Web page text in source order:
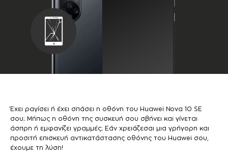
Έχει ραγίσει ή έχει σπάσει η οθόνη του Huawei Nova 10 SE
σου; Μήπως η οθόνη της συσκευή σου σβήνει και γίνεται
άσπρη ή εμφανίζει γραμμές; Εάν χρειάζεσαι μια γρήγορη και
προσιτή επισκευή αντικατάστασης οθόνης του Huawei σου,
έχουμε τη λύση!